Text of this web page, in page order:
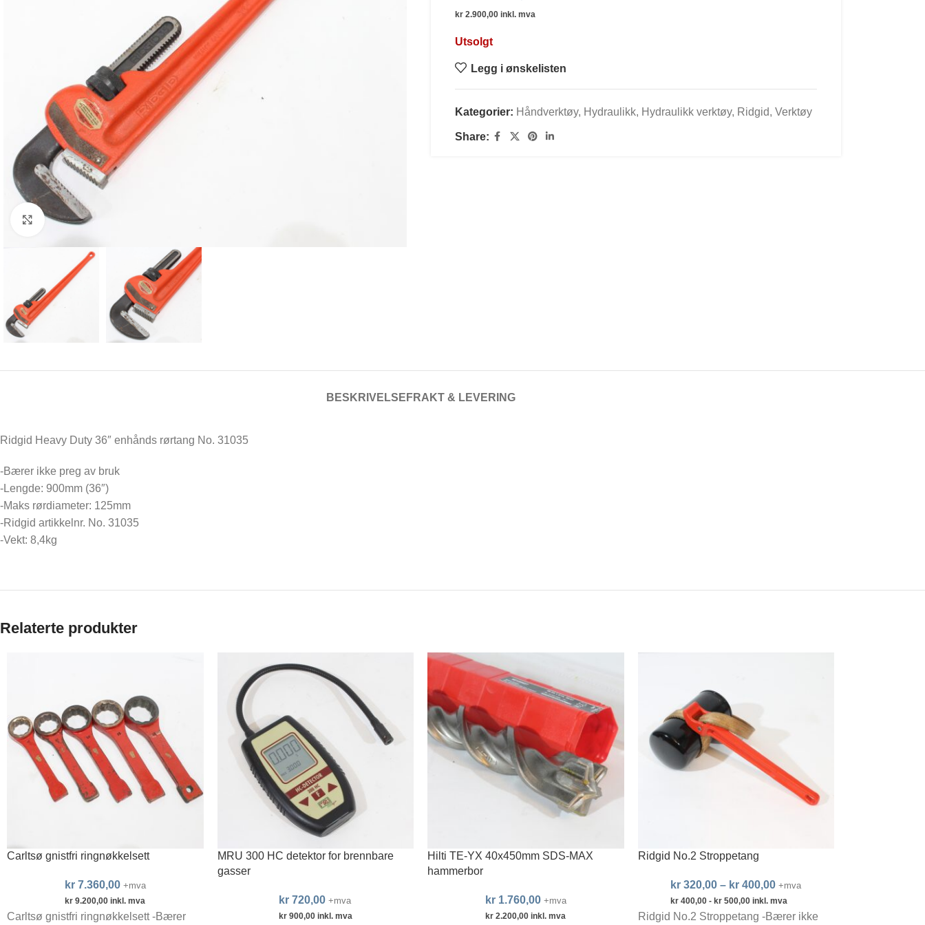
Klikk for større bilde
kr2.900,00inkl. mva
Utsolgt
Legg i ønskelisten
Kategorier: Håndverktøy, Hydraulikk, Hydraulikk verktøy, Ridgid, Verktøy
Share:
BESKRIVELSE FRAKT & LEVERING
Ridgid Heavy Duty 36″ enhånds rørtang No. 31035
-Bærer ikke preg av bruk
-Lengde: 900mm (36″)
-Maks rørdiameter: 125mm
-Ridgid artikkelnr. No. 31035
-Vekt: 8,4kg
Relaterte produkter
Carltsø gnistfri ringnøkkelsett
kr7.360,00 +mva
kr9.200,00inkl. mva
Carltsø gnistfri ringnøkkelsett -Bærer
MRU 300 HC detektor for brennbare
gasser
kr720,00 +mva
kr900,00inkl. mva
Hilti TE-YX 40x450mm SDS-MAX
hammerbor
kr1.760,00 +mva
kr2.200,00inkl. mva
Ridgid No.2 Stroppetang
kr 320,00 – kr 400,00 +mva
kr 400,00 - kr 500,00 inkl. mva
Ridgid No.2 Stroppetang -Bærer ikke